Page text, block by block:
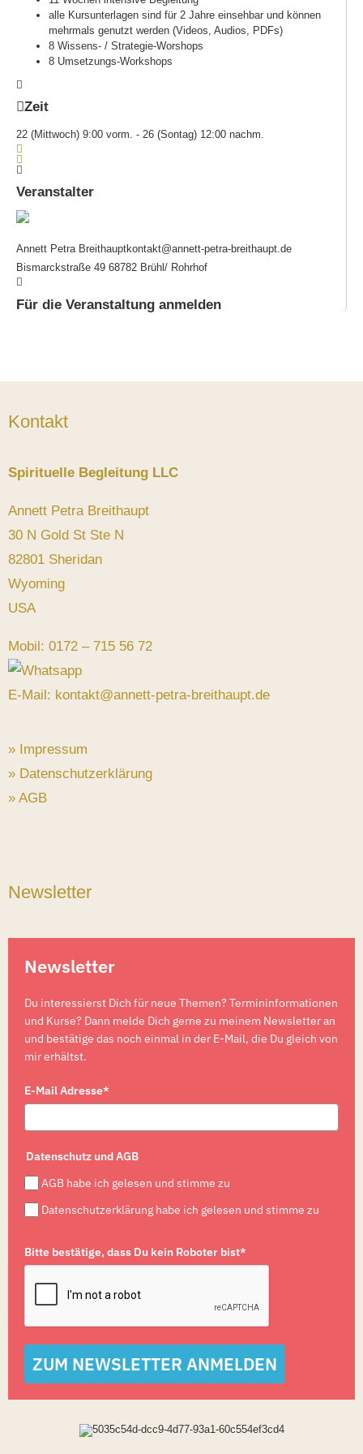
alle Kursunterlagen sind für 2 Jahre einsehbar und können
mehrmals genutzt werden (Videos, Audios, PDFs)
8 Wissens- / Strategie-Worshops
8 Umsetzungs-Workshops
Zeit
22 (Mittwoch) 9:00 vorm. - 26 (Sontag) 12:00 nachm.
Veranstalter
Annett Petra Breithauptkontakt@annett-petra-breithaupt.de
Bismarckstraße 49 68782 Brühl/ Rohrhof
Für die Veranstaltung anmelden
Kontakt
Spirituelle Begleitung LLC
Annett Petra Breithaupt
30 N Gold St Ste N
82801 Sheridan
Wyoming
USA
Mobil: 0172 – 715 56 72
E-Mail: kontakt@annett-petra-breithaupt.de
» Impressum
» Datenschutzerklärung
» AGB
Newsletter
Newsletter
Du interessierst Dich für neue Themen? Termininformationen
und Kurse? Dann melde Dich gerne zu meinem Newsletter an
und bestätige das noch einmal in der E-Mail, die Du gleich von
mir erhältst.
E-Mail Adresse*
Datenschutz und AGB
AGB habe ich gelesen und stimme zu
Datenschutzerklärung habe ich gelesen und stimme zu
Bitte bestätige, dass Du kein Roboter bist*
ZUM NEWSLETTER ANMELDEN